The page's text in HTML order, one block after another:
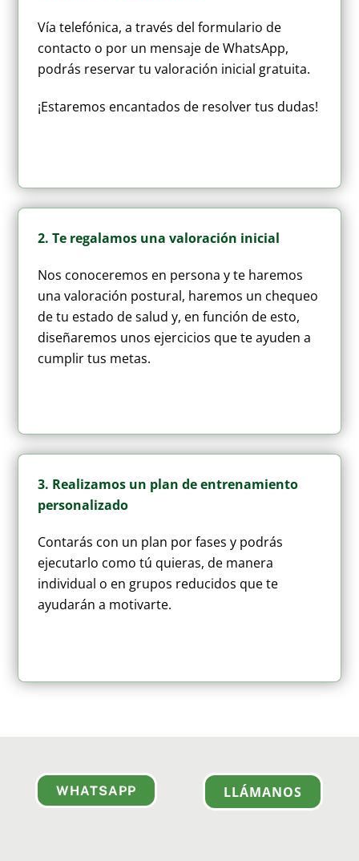
Vía telefónica, a través del formulario de
contacto o por un mensaje de WhatsApp,
podrás reservar tu valoración inicial gratuita.
¡Estaremos encantados de resolver tus dudas!
2. Te regalamos una valoración inicial
Nos conoceremos en persona y te haremos
una valoración postural, haremos un chequeo
de tu estado de salud y, en función de esto,
diseñaremos unos ejercicios que te ayuden a
cumplir tus metas.
3. Realizamos un plan de entrenamiento
personalizado
Contarás con un plan por fases y podrás
ejecutarlo como tú quieras, de manera
individual o en grupos reducidos que te
ayudarán a motivarte.
WHATSAPP LLÁMANOS